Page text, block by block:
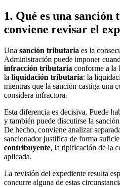
1. Qué es una
conviene revisar el
Una sanción tributaria es la
Administración puede imponer
infracción tributaria conforme a la
la liquidación tributaria: la
mientras que la sanción castiga una
considera infractora.
Esta diferencia es decisiva. Puede
y también puede discutirse la
De hecho, conviene analizar
sancionador justifica de forma
contribuyente, la tipificación de la
aplicada.
La revisión del expediente resulta
concurre alguna de estas